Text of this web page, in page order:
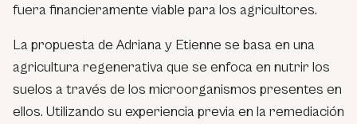
fuera financieramente viable para los agricultores.
La propuesta de Adriana y Etienne se basa en una
agricultura regenerativa que se enfoca en nutrir los
suelos a través de los microorganismos presentes en
ellos. Utilizando su experiencia previa en la remediación